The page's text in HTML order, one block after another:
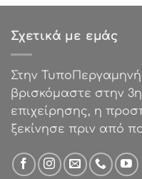
Σχετικά με εμάς
Στην
βρισκόμαστε στην 3η
επιχείρησης, η
ξεκίνησε πριν από